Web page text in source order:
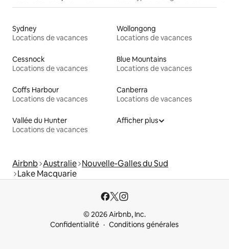
Sydney
Locations de vacances
Wollongong
Locations de vacances
Cessnock
Locations de vacances
Blue Mountains
Locations de vacances
Coffs Harbour
Locations de vacances
Canberra
Locations de vacances
Vallée du Hunter
Locations de vacances
Afficher plus
Airbnb Australie Nouvelle-Galles du Sud
Lake Macquarie
© 2026 Airbnb, Inc.
Confidentialité
Conditions générales